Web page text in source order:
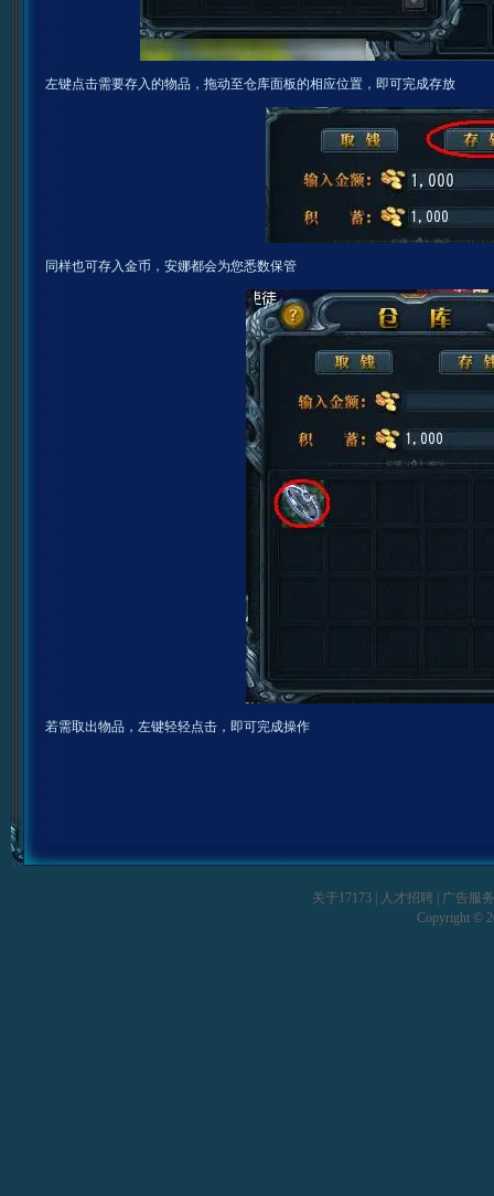
左键点击需要存入的物品，拖动至仓库面板的相应位置，即可完成存放
同样也可存入金币，安娜都会为您悉数保管
若需取出物品，左键轻轻点击，即可完成操作
关于17173 人才招聘
广告服务
Copyright ©